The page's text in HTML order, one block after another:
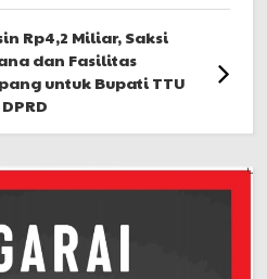
Rp4,2 Miliar, Saksi
dan Fasilitas
untuk Bupati TTU